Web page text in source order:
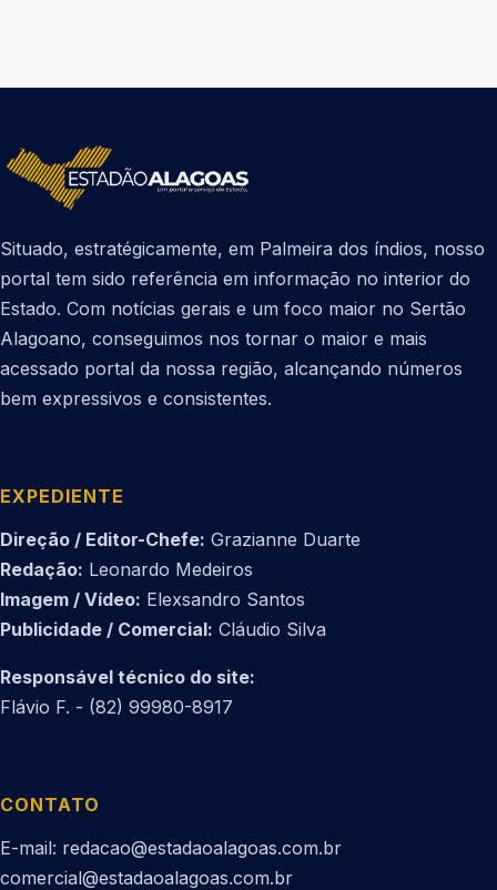
Situado, estratégicamente, em Palmeira dos índios, nosso
portal tem sido referência em informação no interior do
Estado. Com notícias gerais e um foco maior no Sertão
Alagoano, conseguimos nos tornar o maior e mais
acessado portal da nossa região, alcançando números
bem expressivos e consistentes.
EXPEDIENTE
Direção / Editor-Chefe: Grazianne Duarte
Redação: Leonardo Medeiros
Imagem / Vídeo: Elexsandro Santos
Publicidade / Comercial: Cláudio Silva
Responsável técnico do site:
Flávio F. - (82) 99980-8917
CONTATO
E-mail: redacao@estadaoalagoas.com.br
comercial@estadaoalagoas.com.br